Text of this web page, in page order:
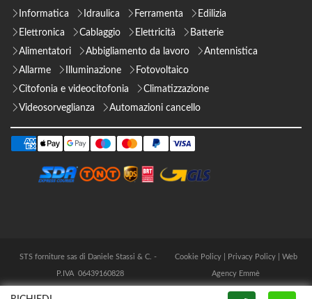
Informatica Idraulica Ferramenta
Edilizia
Elettronica
Cablaggio Elettricità
Batterie
Alimentatori
Abbigliamento da lavoro
Antennistica
Allarme
Illuminazione
Fotovoltaico
Citofonia e videocitofonia
Climatizzazione
Videosorveglianza
Automazioni cancello
STS forniture sas di Daniele Stassi & C. -
P.IVA 06439160828
Cookie Policy| Privacy Policy| Web
Agency Emmè